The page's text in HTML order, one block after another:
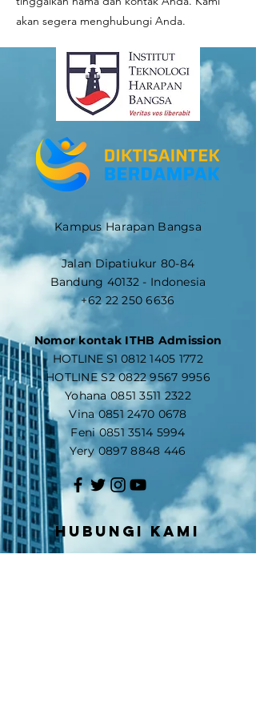
akan segera menghubungi Anda.
Kampus Harapan Bangsa
Jalan Dipatiukur 80-84
Bandung 40132 - Indonesia
+62 22 250 6636
Nomor kontak ITHB Admission
​HOTLINE S10812 1405 1772
HOTLINE S20822 9567 9956
Yohana0851 3511 2322
Vina 0851 2470 0678
Feni0851 3514 5994
Yery0897 8848 446
Hubungi kami